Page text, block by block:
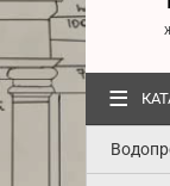
≡